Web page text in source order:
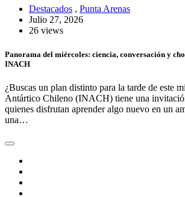
Destacados , Punta Arenas
Julio 27, 2026
26 views
Panorama del miércoles: ciencia, conversación y
INACH
¿Buscas un plan distinto para la tarde de este
Antártico Chileno (INACH) tiene una
quienes disfrutan aprender algo nuevo en un
una…